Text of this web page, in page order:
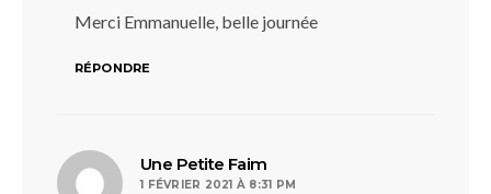
Merci Emmanuelle, belle journée
RÉPONDRE
Une Petite Faim
1 FÉVRIER 2021 À 8:31 PM